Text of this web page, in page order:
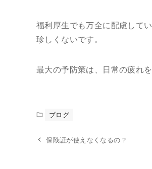
福利厚生でも万全に配慮して
珍しくないです。
最大の予防策は、日常の疲れ
ブログ
保険証が使えなくなるの？